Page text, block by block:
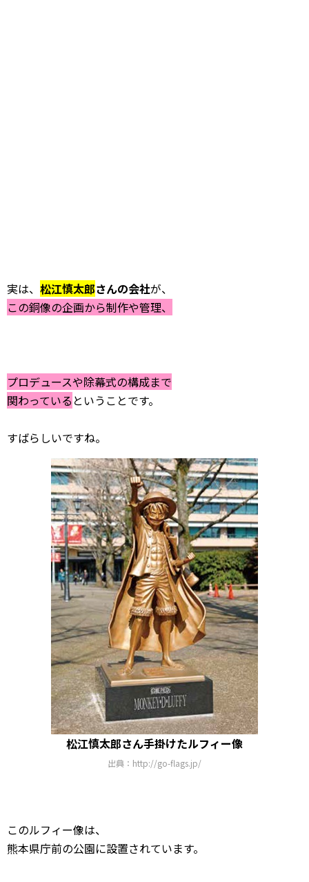
実は、 松江慎太郎さんの会社が、
この銅像の企画から制作や管理、
プロデュースや除幕式の構成まで
関わっている ということです。
すばらしいですね。
松江慎太郎さん手掛けたルフィー像
出典：http://go-flags.jp/
このルフィー像は、
熊本県庁前の公園に設置されています。